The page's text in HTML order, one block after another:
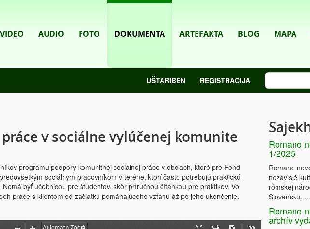
VIDEO AUDIO FOTO DOKUMENTA ARTEFAKTA BLOG MAPA
UŠTARIBEN REGISTRACIJA
v sociálne vylúčenej komunite
programu podpory komunitnej sociálnej práce v obciach, ktoré pre Fond
sociálnym pracovníkom v teréne, ktorí často potrebujú praktickú
byť učebnicou pre študentov, skôr príručnou čítankou pre praktikov. Vo
práce s klientom od začiatku pomáhajúceho vzťahu až po jeho ukončenie.
Romano
1/2025
Romano
nezávislé
rómskej
Slovensku. ...
Romano
archív